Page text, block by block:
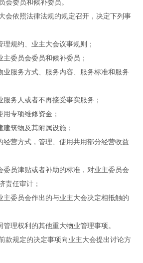
会委员和候补委员。
照法律法规的规定召开，决定下列事
理规约、业主大会议事规则；
主委员会委员和候补委员；
业服务方式、服务内容、服务标准和服务
服务人或者不再接受事实服务；
专项维修资金；
建筑物及其附属设施；
经营方式，管理、使用共用部分经营收益
委员津贴或者补助的标准，对业主委员会
责任审计；
主委员会作出的与业主大会决定相抵触的
管理权利的其他重大物业管理事项。
规定的决定事项向业主大会提出讨论方